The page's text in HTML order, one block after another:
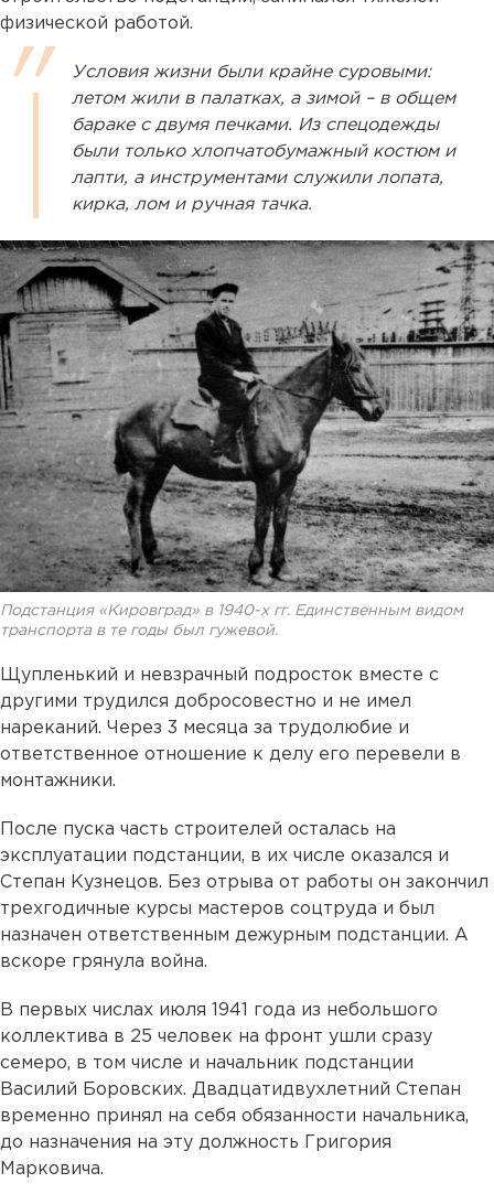
физической работой.
Условия жизни были крайне суровыми:
летом жили в палатках, а зимой – в общем
бараке с двумя печками. Из спецодежды
были только хлопчатобумажный костюм и
лапти, а инструментами служили лопата,
кирка, лом и ручная тачка.
Подстанция «Кировград» в 1940-х гг. Единственным видом
транспорта в те годы был гужевой.
Щупленький и невзрачный подросток вместе с
другими трудился добросовестно и не имел
нареканий. Через 3 месяца за трудолюбие и
ответственное отношение к делу его перевели в
монтажники.
После пуска часть строителей осталась на
эксплуатации подстанции, в их числе оказался и
Степан Кузнецов. Без отрыва от работы он закончил
трехгодичные курсы мастеров соцтруда и был
назначен ответственным дежурным подстанции. А
вскоре грянула война.
В первых числах июля 1941 года из небольшого
коллектива в 25 человек на фронт ушли сразу
семеро, в том числе и начальник подстанции
Василий Боровских. Двадцатидвухлетний Степан
временно принял на себя обязанности начальника,
до назначения на эту должность Григория
Марковича.